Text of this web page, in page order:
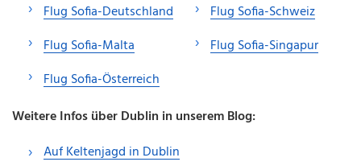
Flug Sofia-Deutschland
Flug Sofia-Malta
Flug Sofia-Österreich
Flug Sofia-Schweiz
Flug Sofia-Singapur
Weitere Infos über Dublin in unserem Blog:
Auf Keltenjagd in Dublin